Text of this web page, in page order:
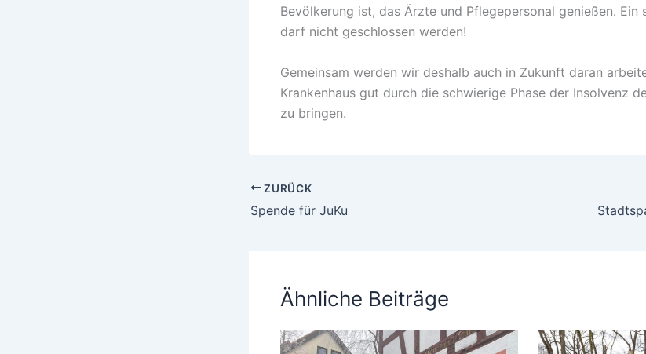
Bevölkerung ist, das Ärzte und Pflegepersonal genießen. Ein
darf nicht geschlossen werden!
Gemeinsam werden wir deshalb auch in Zukunft daran
Krankenhaus gut durch die schwierige Phase der Insolvenz
zu bringen.
ZURÜCK
Spende für JuKu
Ähnliche Beiträge